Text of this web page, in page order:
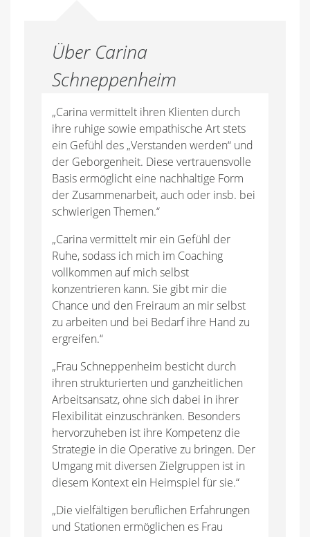
Über Carina
Schneppenheim
„Carina vermittelt ihren Klienten durch
ihre ruhige sowie empathische Art stets
ein Gefühl des „Verstanden werden“ und
der Geborgenheit. Diese vertrauensvolle
Basis ermöglicht eine nachhaltige Form
der Zusammenarbeit, auch oder insb. bei
schwierigen Themen.“
„Carina vermittelt mir ein Gefühl der
Ruhe, sodass ich mich im Coaching
vollkommen auf mich selbst
konzentrieren kann. Sie gibt mir die
Chance und den Freiraum an mir selbst
zu arbeiten und bei Bedarf ihre Hand zu
ergreifen.“
„Frau Schneppenheim besticht durch
ihren strukturierten und ganzheitlichen
Arbeitsansatz, ohne sich dabei in ihrer
Flexibilität einzuschränken. Besonders
hervorzuheben ist ihre Kompetenz die
Strategie in die Operative zu bringen. Der
Umgang mit diversen Zielgruppen ist in
diesem Kontext ein Heimspiel für sie.“
„Die vielfältigen beruflichen Erfahrungen
und Stationen ermöglichen es Frau